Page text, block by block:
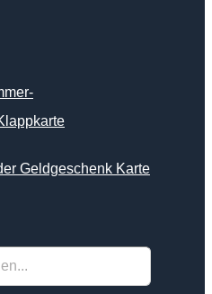
Geldgeschenk Karte